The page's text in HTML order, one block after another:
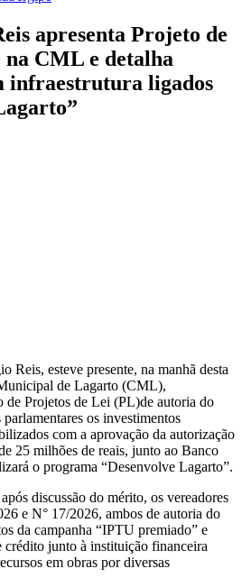
apresenta Projeto de
CML e detalha
infraestrutura ligados
Reis, esteve presente, na manhã desta
de Lagarto (CML),
de Projetos de Lei (PL)de autoria do
os investimentos
com a aprovação da autorização
25 milhões de reais, junto ao Banco
o programa “Desenvolve Lagarto”.
discussão do mérito, os vereadores
e N° 17/2026, ambos de autoria do
da campanha “IPTU premiado” e
crédito junto à instituição financeira
em obras por diversas